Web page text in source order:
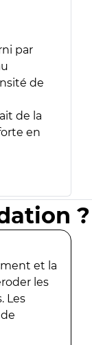
par
de
de la
en
?
et la
les
Les